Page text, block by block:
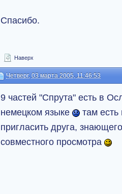
Спасибо.
Наверх
Четверг, 03 марта 2005, 11:46:53
9 частей "Спрута" есть в
немецком языке
там
пригласить друга,
совместного просмотра